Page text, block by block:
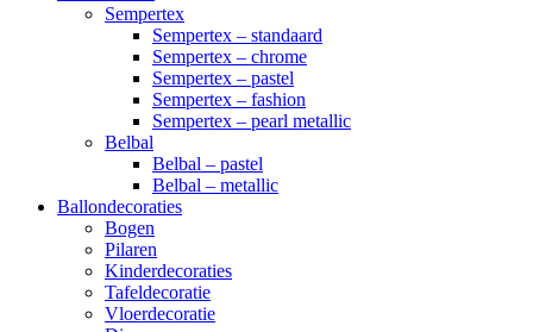
Sempertex
Sempertex – standaard
Sempertex – chrome
Sempertex – pastel
Sempertex – fashion
Sempertex – pearl metallic
Belbal
Belbal – pastel
Belbal – metallic
Ballondecoraties
Bogen
Pilaren
Kinderdecoraties
Tafeldecoratie
Vloerdecoratie